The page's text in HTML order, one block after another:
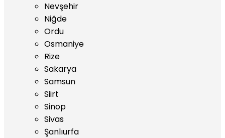
Nevşehir
Niğde
Ordu
Osmaniye
Rize
Sakarya
Samsun
Siirt
Sinop
Sivas
Şanlıurfa